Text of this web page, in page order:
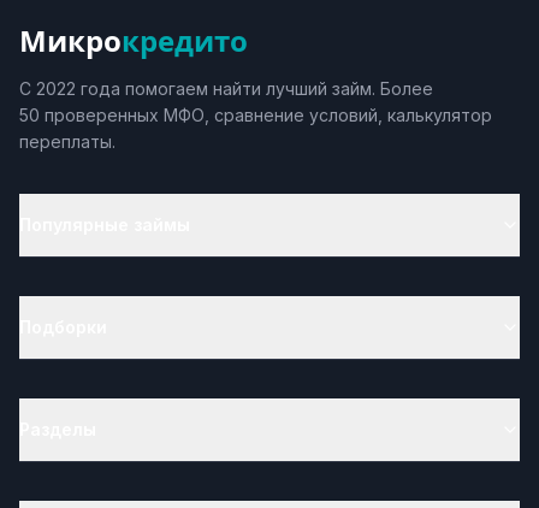
Микрокредито
С 2022 года помогаем найти лучший займ. Более
50 проверенных МФО, сравнение условий, калькулятор
переплаты.